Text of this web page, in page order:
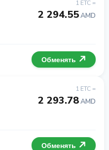
1 ETC =
2 294.55AMD
Обменять
1 ETC =
2 293.78AMD
Обменять